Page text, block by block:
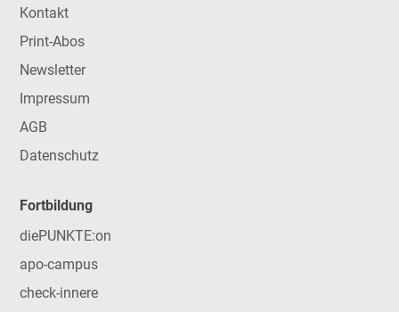
Kontakt
Print-Abos
Newsletter
Impressum
AGB
Datenschutz
Fortbildung
diePUNKTE:on
apo-campus
check-innere